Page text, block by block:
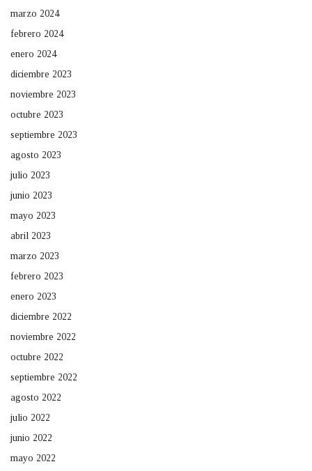
marzo 2024
febrero 2024
enero 2024
diciembre 2023
noviembre 2023
octubre 2023
septiembre 2023
agosto 2023
julio 2023
junio 2023
mayo 2023
abril 2023
marzo 2023
febrero 2023
enero 2023
diciembre 2022
noviembre 2022
octubre 2022
septiembre 2022
agosto 2022
julio 2022
junio 2022
mayo 2022